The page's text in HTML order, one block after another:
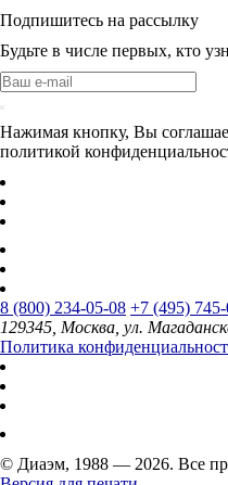
Подпишитесь на рассылку
Будьте в числе первых, кто
Нажимая кнопку, Вы
политикой
8 (800) 234-05-08 +7 (495)
129345, Москва, ул.
Политика
© Диаэм, 1988 — 2026. Все